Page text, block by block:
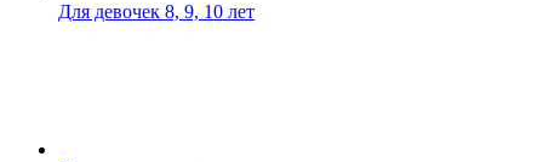
Для девочек 8, 9, 10 лет